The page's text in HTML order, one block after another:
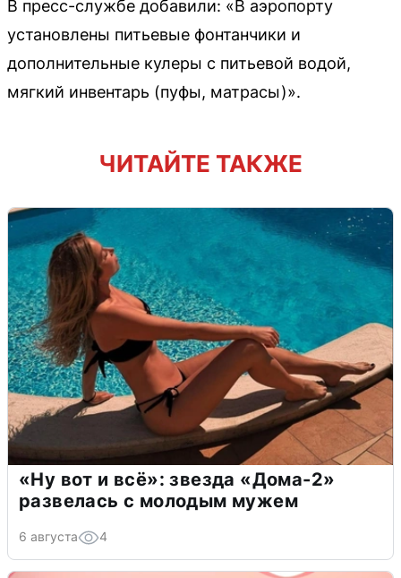
В пресс-службе добавили: «В аэропорту
установлены питьевые фонтанчики и
дополнительные кулеры с питьевой водой,
мягкий инвентарь (пуфы, матрасы)».
ЧИТАЙТЕ ТАКЖЕ
«Ну вот и всё»: звезда «Дома-2»
развелась с молодым мужем
6 августа 4